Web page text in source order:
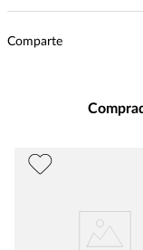
Unidad de Medida
Comparte